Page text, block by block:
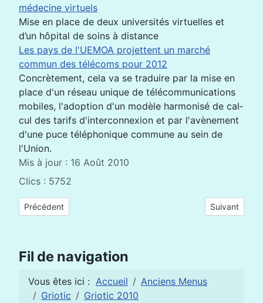
médecine virtuels
Mise en place de deux universités virtuelles et
d’un hôpital de soins à distance
Les pays de l'UEMOA projettent un marché
commun des télécoms pour 2012
Concrè­te­ment, cela va se tra­duire par la mise en
place d'un ré­seau unique de té­lé­com­mu­ni­ca­tions
mo­biles, l'adop­tion d'un mo­dèle har­mo­ni­sé de cal­
cul des ta­rifs d'in­ter­con­nexion et par l'avè­ne­ment
d'une puce té­lé­pho­nique com­mune au sein de
l'Union.
Mis à jour : 16 Août 2010
Clics : 5752
Article précédent : Griotic d'octobre 2010
Précédent Article
Suivant
Fil de navigation
Vous êtes ici : Accueil
Anciens Menus
Griotic
Griotic 2010